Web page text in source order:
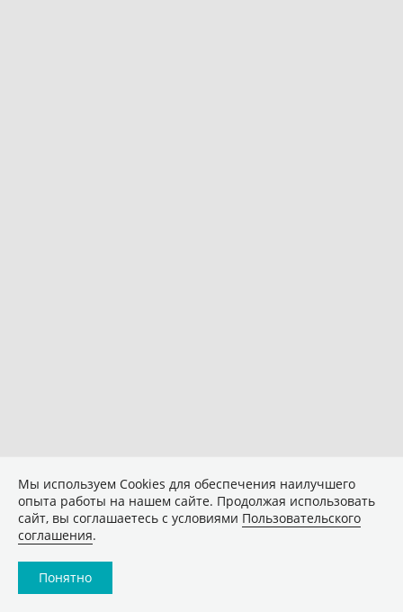
Мы используем Сookies для обеспечения наилучшего
опыта работы на нашем сайте. Продолжая использовать
сайт, вы соглашаетесь с условиями Пользовательского
соглашения.
Понятно